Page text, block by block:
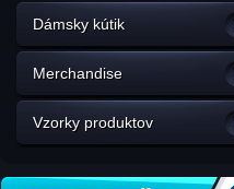
Dámsky kútik
Merchandise
Vzorky produktov